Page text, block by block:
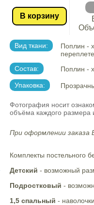
В корзину
Вид ткани:
Поплин -
Состав:
Поплин -
Упаковка:
Фотография носит
объёма каждого размера
При оформлении заказа
Комплекты постельного
Детский - возможный
Подростковый -
1,5 спальный -